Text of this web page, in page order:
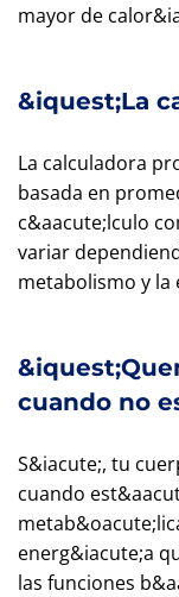
mayor de
&iquest;La
La calculadora
basada en
c&aacute;lculo
variar
metabolismo y la
cuando no
S&iacute;, tu
cuando
energ&iacute;a
las funciones